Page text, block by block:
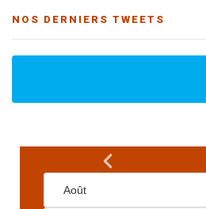
NOS DERNIERS TWEETS